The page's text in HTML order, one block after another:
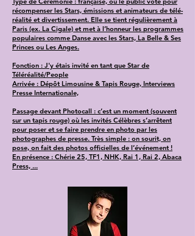
récompenser les Stars, émissions et animateurs de télé-
réalité et divertissement. Elle se tient régulièrement à
Paris (ex. La Cigale) et met à l’honneur les programmes
populaires comme Danse avec les Stars, La Belle & Ses
Princes ou Les Anges.
Fonction : J'y étais invité en tant que Star de
Téléréalité/People
Arrivée : Dépôt Limousine & Tapis Rouge, Interviews
Presse Internationale,
Passage devant Photocall : c’est un moment (souvent
sur un tapis rouge) où les invités Célèbres s’arrêtent
pour poser et se faire prendre en photo par les
photographes de presse. Très simple : on sourit, on
pose, on fait des photos officielles de l’événement !
En présence : Chérie 25, TF1, NHK, Rai 1, Rai 2, Abaca
Press, ...